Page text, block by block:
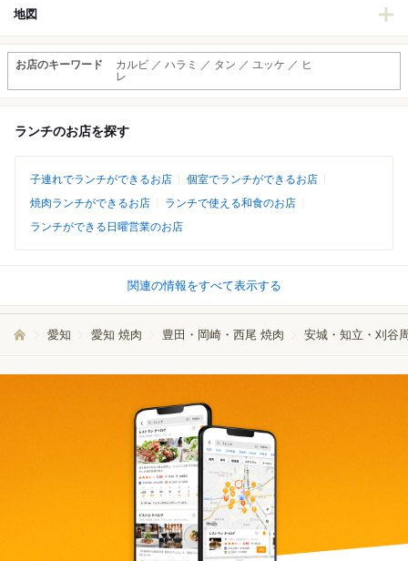
地図
お店のキーワード
カルビ ／ ハラミ ／ タン ／ ユッケ ／ ヒ
レ
ランチのお店を探す
子連れでランチができるお店
個室でランチができるお店
焼肉ランチができるお店
ランチで使える和食のお店
ランチができる日曜営業のお店
関連の情報をすべて表示する
愛知 愛知 焼肉 豊田・岡崎・西尾 焼肉 安城・知立・刈谷